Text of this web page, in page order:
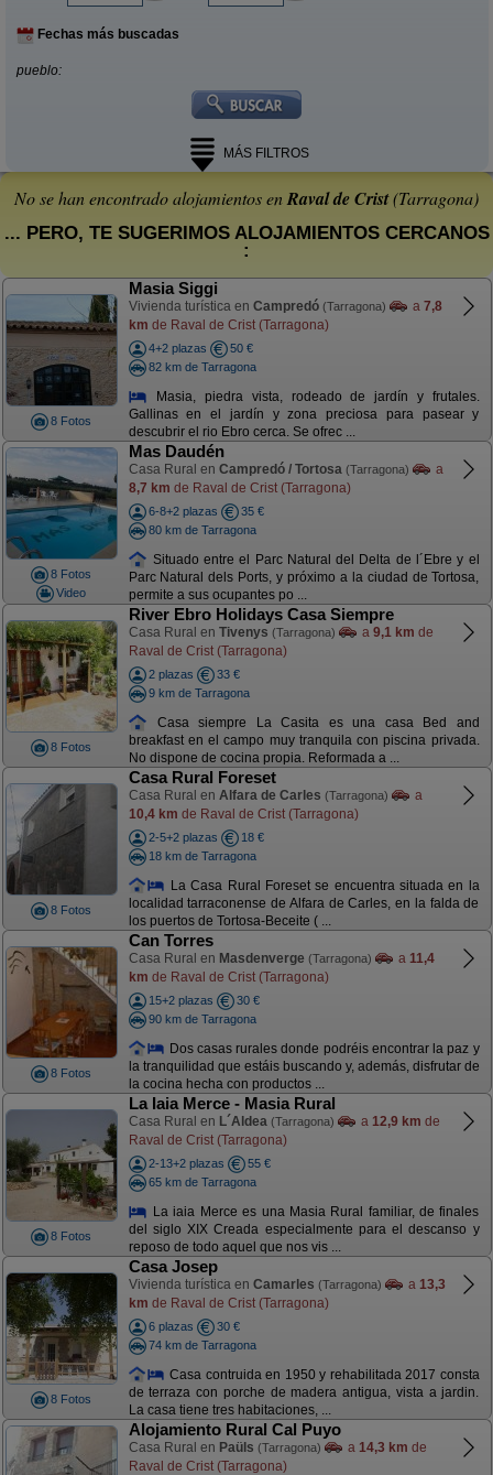
Fechas más buscadas
pueblo:
MÁS FILTROS
No se han encontrado alojamientos enRaval de Crist(Tarragona)
... PERO, TE SUGERIMOS ALOJAMIENTOS CERCANOS
:
8 Fotos
Masia Siggi
Vivienda turística en Campredó (Tarragona) a 7,8
km de Raval de Crist (Tarragona)
4+2 plazas
50 €
82 km de Tarragona
Masia, piedra vista, rodeado de jardín y frutales.
Gallinas en el jardín y zona preciosa para pasear y
descubrir el rio Ebro cerca. Se ofrec ...
8 Fotos
Video
Mas Daudén
Casa Rural en Campredó / Tortosa (Tarragona)
a
8,7 km de Raval de Crist (Tarragona)
6-8+2 plazas
35 €
80 km de Tarragona
Situado entre el Parc Natural del Delta de l´Ebre y el
Parc Natural dels Ports, y próximo a la ciudad de Tortosa,
permite a sus ocupantes po ...
8 Fotos
River Ebro Holidays Casa Siempre
Casa Rural en Tivenys (Tarragona) a 9,1 km de
Raval de Crist (Tarragona)
2 plazas
33 €
9 km de Tarragona
Casa siempre La Casita es una casa Bed and
breakfast en el campo muy tranquila con piscina privada.
No dispone de cocina propia. Reformada a ...
8 Fotos
Casa Rural Foreset
Casa Rural en Alfara de Carles (Tarragona)
a
10,4 km de Raval de Crist (Tarragona)
2-5+2 plazas
18 €
18 km de Tarragona
La Casa Rural Foreset se encuentra situada en la
localidad tarraconense de Alfara de Carles, en la falda de
los puertos de Tortosa-Beceite ( ...
8 Fotos
Can Torres
Casa Rural en Masdenverge (Tarragona) a 11,4
km de Raval de Crist (Tarragona)
15+2 plazas
30 €
90 km de Tarragona
Dos casas rurales donde podréis encontrar la paz y
la tranquilidad que estáis buscando y, además, disfrutar de
la cocina hecha con productos ...
8 Fotos
La Iaia Merce - Masia Rural
Casa Rural en L´Aldea (Tarragona) a 12,9 km de
Raval de Crist (Tarragona)
2-13+2 plazas
55 €
65 km de Tarragona
La iaia Merce es una Masia Rural familiar, de finales
del siglo XIX Creada especialmente para el descanso y
reposo de todo aquel que nos vis ...
8 Fotos
Casa Josep
Vivienda turística en Camarles (Tarragona) a 13,3
km de Raval de Crist (Tarragona)
6 plazas
30 €
74 km de Tarragona
Casa contruida en 1950 y rehabilitada 2017 consta
de terraza con porche de madera antigua, vista a jardin.
La casa tiene tres habitaciones, ...
Alojamiento Rural Cal Puyo
Casa Rural en Paüls (Tarragona) a 14,3 km de
Raval de Crist (Tarragona)